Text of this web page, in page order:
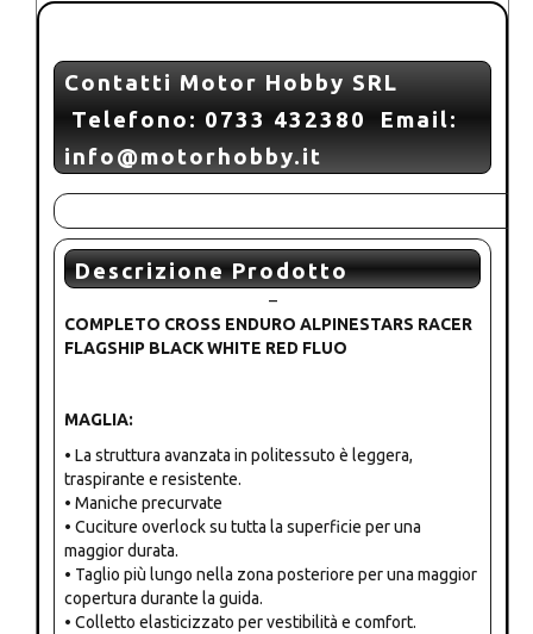
Contatti Motor Hobby SRL
Telefono: 0733 432380 Email:
info@motorhobby.it
Descrizione Prodotto
–
COMPLETO CROSS ENDURO ALPINESTARS RACER
FLAGSHIP BLACK WHITE RED FLUO
MAGLIA:
• La struttura avanzata in politessuto è leggera,
traspirante e resistente.
• Maniche precurvate
• Cuciture overlock su tutta la superficie per una
maggior durata.
• Taglio più lungo nella zona posteriore per una maggior
copertura durante la guida.
• Colletto elasticizzato per vestibilità e comfort.